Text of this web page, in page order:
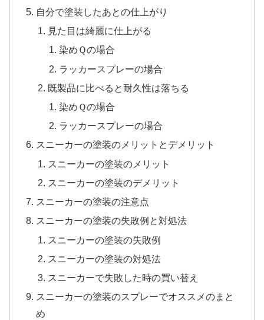
自分で塗装したあとの仕上がり
見た目は綺麗に仕上がる
染めＱの場合
ラッカースプレーの場合
既製品に比べると耐久性は落ちる
染めＱの場合
ラッカースプレーの場合
スニーカーの塗装のメリットとデメリット
スニーカーの塗装のメリット
スニーカーの塗装のデメリット
スニーカーの塗装の注意点
スニーカーの塗装の失敗例と対処法
スニーカーの塗装の失敗例
スニーカーの塗装の対処法
スニーカーで失敗した時の買い替え
スニーカーの塗装のスプレーでオススメのまと
め